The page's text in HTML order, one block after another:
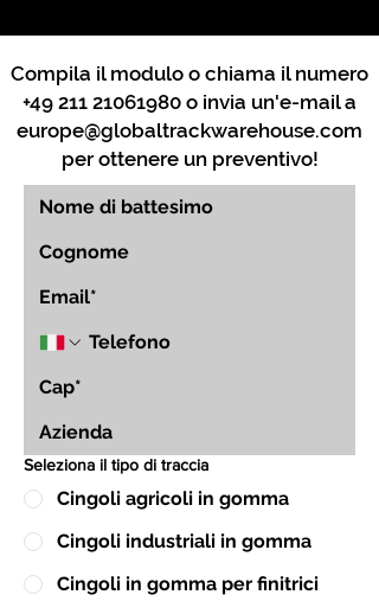
Compila il modulo o chiama il numero
+49 211 21061980 o invia un'e-mail a
europe@globaltrackwarehouse.com
per ottenere un preventivo!
Seleziona il tipo di traccia
Cingoli agricoli in gomma
Cingoli industriali in gomma
Cingoli in gomma per finitrici